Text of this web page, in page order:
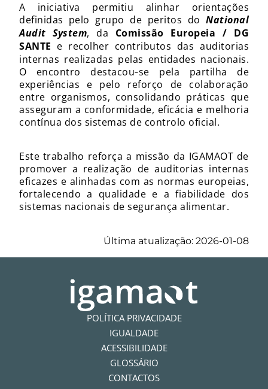
A iniciativa permitiu alinhar orientações
definidas pelo grupo de peritos do National
Audit System, da Comissão Europeia / DG
SANTE e recolher contributos das auditorias
internas realizadas pelas entidades nacionais.
O encontro destacou‑se pela partilha de
experiências e pelo reforço de colaboração
entre organismos, consolidando práticas que
asseguram a conformidade, eficácia e melhoria
contínua dos sistemas de controlo oficial.
Este trabalho reforça a missão da IGAMAOT de
promover a realização de auditorias internas
eficazes e alinhadas com as normas europeias,
fortalecendo a qualidade e a fiabilidade dos
sistemas nacionais de segurança alimentar.
Última atualização: 2026-01-08
POLÍTICA PRIVACIDADE
IGUALDADE
ACESSIBILIDADE
GLOSSÁRIO
CONTACTOS